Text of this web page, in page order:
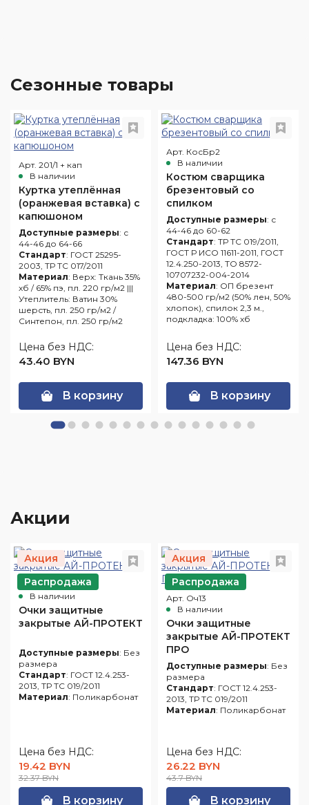
Сезонные товары
Арт. 201/1 + кап
В наличии
Куртка утеплённая
(оранжевая вставка) с
капюшоном
Доступные размеры: с
44-46 до 64-66
Стандарт: ГОСТ 25295-
2003, ТР ТС 017/2011
Материал: Верх: Ткань 35%
хб / 65% пэ, пл. 220 гр/м2 |||
Утеплитель: Ватин 30%
шерсть, пл. 250 гр/м2 /
Синтепон, пл. 250 гр/м2
Цена без НДС:
43.40 BYN
В корзину
Арт. КосБр2
В наличии
Костюм сварщика
брезентовый со
спилком
Доступные размеры: с
44-46 до 60-62
Стандарт: ТР ТС 019/2011,
ГОСТ Р ИСО 11611-2011, ГОСТ
12.4.250-2013, ТО 8572-
10707232-004-2014
Материал: ОП брезент
480-500 гр/м2 (50% лен, 50%
хлопок), спилок 2,3 м.,
подкладка: 100% хб
Цена без НДС:
147.36 BYN
В корзину
Акции
Акция
Распродажа
Арт. Оч10
В наличии
Очки защитные
закрытые АЙ-ПРОТЕКТ
Доступные размеры: Без
размера
Стандарт: ГОСТ 12.4.253-
2013, ТР ТС 019/2011
Материал: Поликарбонат
Цена без НДС:
19.42 BYN
32.37 BYN
В корзину
Акция
Распродажа
Арт. Оч13
В наличии
Очки защитные
закрытые АЙ-ПРОТЕКТ
ПРО
Доступные размеры: Без
размера
Стандарт: ГОСТ 12.4.253-
2013, ТР ТС 019/2011
Материал: Поликарбонат
Цена без НДС:
26.22 BYN
43.7 BYN
В корзину